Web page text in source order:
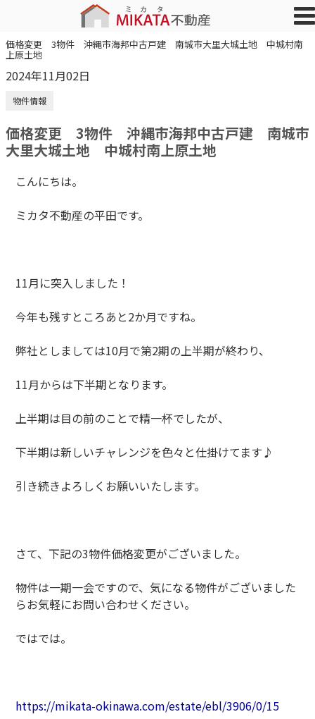
価格変更 3物件 沖縄市海邦中古戸建 南城市大里大城土地 中城村南
上原土地
2024年11月02日
物件情報
価格変更 3物件 沖縄市海邦中古戸建 南城市
大里大城土地 中城村南上原土地
こんにちは。
ミカタ不動産の平田です。
11月に突入しました！
今年も残すところあと2か月ですね。
弊社としましては10月で第2期の上半期が終わり、
11月からは下半期となります。
上半期は目の前のことで精一杯でしたが、
下半期は新しいチャレンジを色々と仕掛けてます♪
引き続きよろしくお願いいたします。
さて、下記の3物件価格変更がございました。
物件は一期一会ですので、気になる物件がございました
らお気軽にお問い合わせください。
ではでは。
https://mikata-okinawa.com/estate/ebl/3906/0/15